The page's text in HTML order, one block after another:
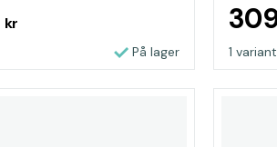
kr
På lager 1 variant